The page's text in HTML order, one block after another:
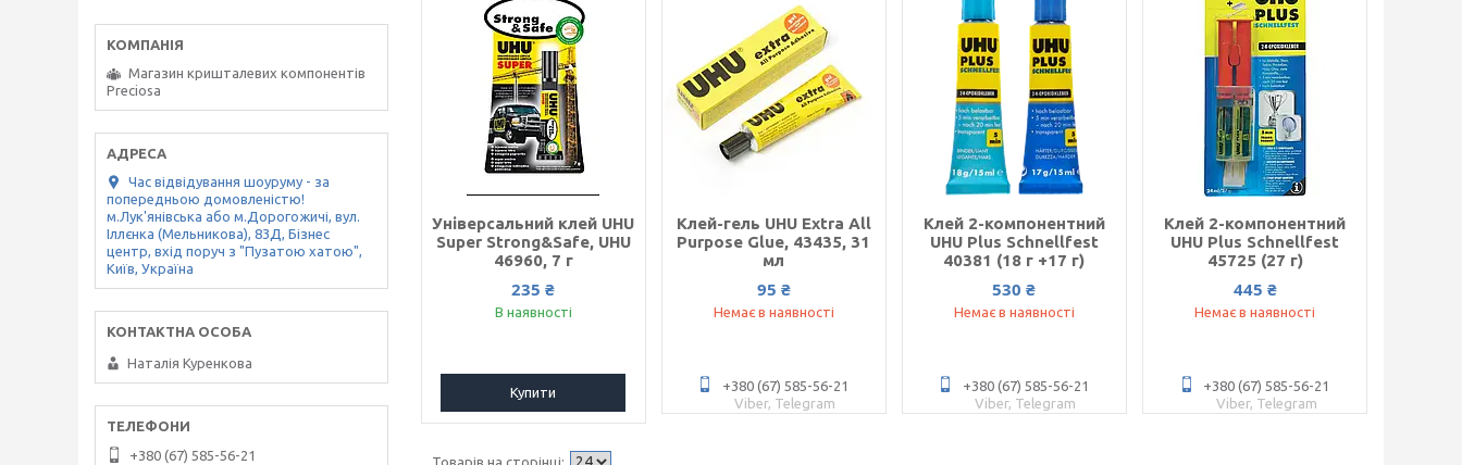
Універсальний клей UHU
Super Strong&Safe, UHU
46960, 7 г
235 ₴
В наявності
Купити
Клей-гель UHU Extra All
Purpose Glue, 43435, 31
мл
95 ₴
Немає в наявності
+380 (67) 585-56-21
Viber, Telegram
Клей 2-компонентний
UHU Plus Schnellfest
40381 (18 г +17 г)
530 ₴
Немає в наявності
+380 (67) 585-56-21
Viber, Telegram
Клей 2-компонентний
UHU Plus Schnellfest
45725 (27 г)
445 ₴
Немає в наявності
+380 (67) 585-56-21
Viber, Telegram
Магазин кришталевих компонентів
Preciosa
Час відвідування шоуруму - за
попередньою домовленістю!
м.Лук'янівська або м.Дорогожичі, вул.
Іллєнка (Мельникова), 83Д, Бізнес
центр, вхід поруч з "Пузатою хатою",
Київ, Україна
Наталія Куренкова
+380 (67) 585-56-21